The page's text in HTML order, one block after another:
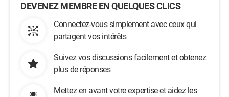
DEVENEZ MEMBRE EN QUELQUES CLICS
Connectez-vous simplement avec ceux qui
partagent vos intérêts
Suivez vos discussions facilement et obtenez
plus de réponses
Mettez en avant votre expertise et aidez les